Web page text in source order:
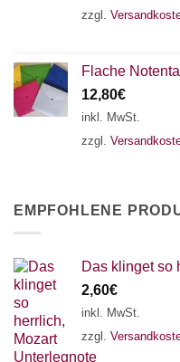
zzgl.
Flache
12,80€
inkl. MwSt.
zzgl.
EMPFOHLENE
Das klinget so
2,60€
inkl. MwSt.
zzgl.